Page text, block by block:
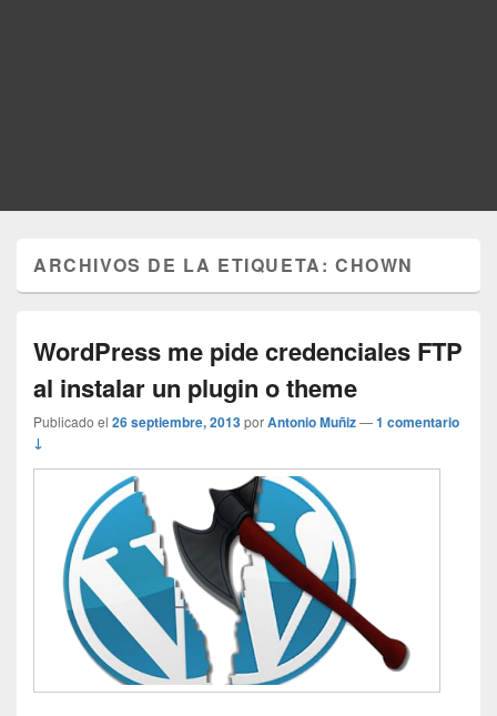
ARCHIVOS DE LA ETIQUETA:CHOWN
WordPress me pide credenciales FTP
al instalar un plugin o theme
Publicado el 26 septiembre, 2013porAntonio Muñiz—1 comentario
↓